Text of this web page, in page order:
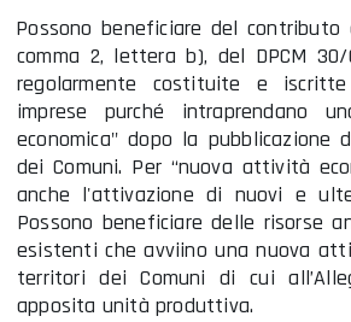
Possono beneficiare del
comma 2, lettera b), del DPCM
regolarmente costituite e
imprese purché intraprendano
economica" dopo la pubblicazione
dei Comuni. Per “nuova attività
anche l'attivazione di nuovi e
Possono beneficiare delle risorse
esistenti che avviino una nuova
territori dei Comuni di cui
apposita unità produttiva.